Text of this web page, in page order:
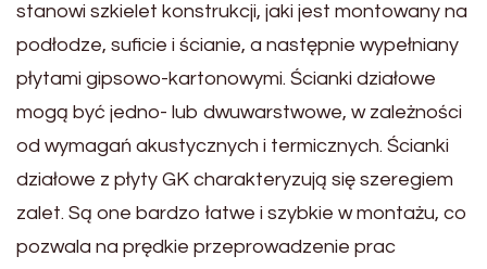
stanowi szkielet konstrukcji, jaki jest montowany na
podłodze, suficie i ścianie, a następnie wypełniany
płytami gipsowo-kartonowymi. Ścianki działowe
mogą być jedno- lub dwuwarstwowe, w zależności
od wymagań akustycznych i termicznych. Ścianki
działowe z płyty GK charakteryzują się szeregiem
zalet. Są one bardzo łatwe i szybkie w montażu, co
pozwala na prędkie przeprowadzenie prac